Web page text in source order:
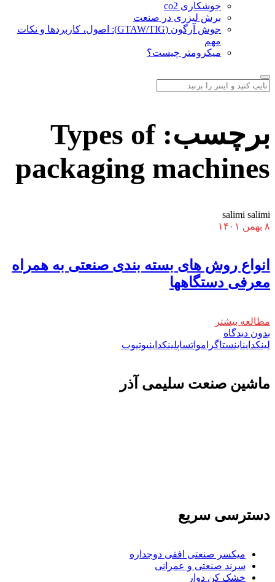
جوشکاری co2
برش لیزری در صنعت
جوش آرگون (GTAW/TIG): اصول، کاربردها و نکات
مهم
میکرومتر چیست؟
برچسب:Types of
packaging machines
salimi salimi
۸ بهمن ۱۴۰۱
انواع روش های بسته بندی صنعتی به همراه
معرفی دستگاهها
مطالعه بیشتر
بدون دیدگاه
لینکدایناینستاگرامواتساپلینکداینیوتیوب
ماشين صنعت سليمی آذر
دسترسی سریع
میکسر صنعتی افقی دوجداره
سرند صنعتی و عمرانی
خشک کن دوار